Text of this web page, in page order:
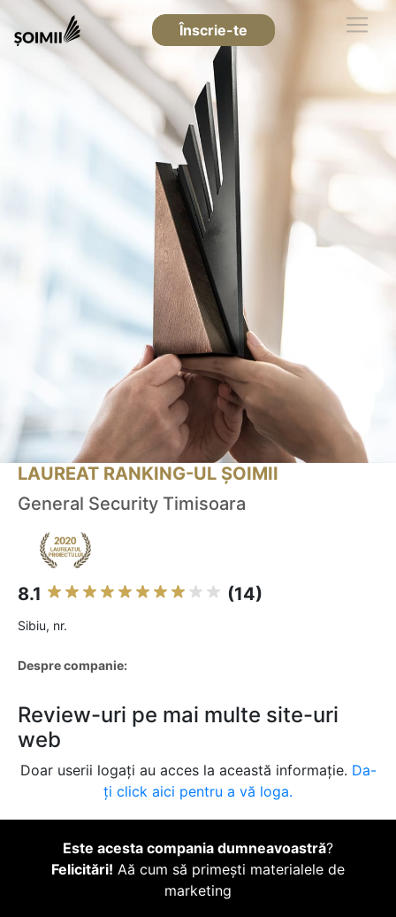
Înscrie-te
LAUREAT RANKING-UL ȘOIMII
General Security Timisoara
8.1 (14)
Sibiu, nr.
Despre companie:
Review-uri pe mai multe site-uri
web
Doar userii logați au acces la această informație. Da-
ți click aici pentru a vă loga.
Este acesta compania dumneavoastră?
Felicitări! Aă cum să primești materialele de
marketing